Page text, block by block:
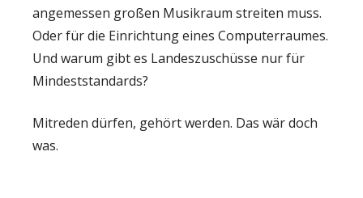
angemessen großen Musikraum streiten muss.
Oder für die Einrichtung eines Computerraumes.
Und warum gibt es Landeszuschüsse nur für
Mindeststandards?
Mitreden dürfen, gehört werden. Das wär doch
was.